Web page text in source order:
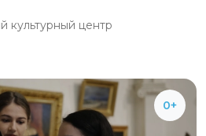
культурный центр
0+